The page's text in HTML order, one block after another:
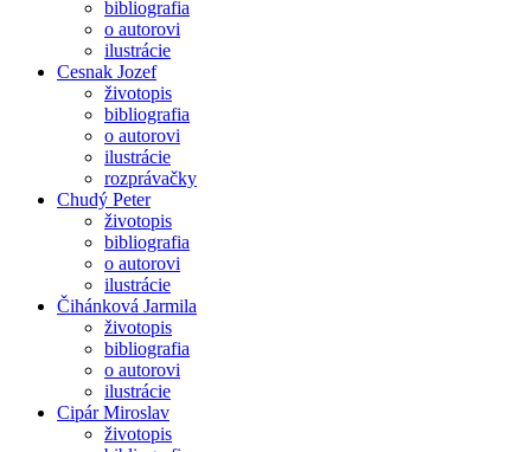
bibliografia
o autorovi
ilustrácie
Cesnak Jozef
životopis
bibliografia
o autorovi
ilustrácie
rozprávačky
Chudý Peter
životopis
bibliografia
o autorovi
ilustrácie
Čihánková Jarmila
životopis
bibliografia
o autorovi
ilustrácie
Cipár Miroslav
životopis